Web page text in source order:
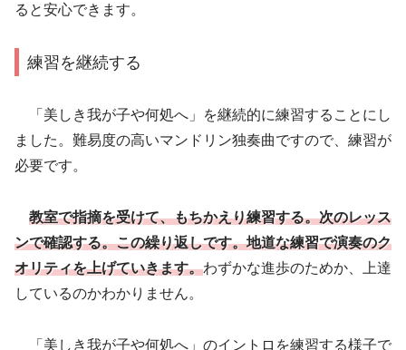
ると安心できます。
練習を継続する
「美しき我が子や何処へ」を継続的に練習することにし
ました。難易度の高いマンドリン独奏曲ですので、練習が
必要です。
教室で指摘を受けて、もちかえり練習する。次のレッス
ンで確認する。この繰り返しです。地道な練習で演奏のク
オリティを上げていきます。わずかな進歩のためか、上達
しているのかわかりません。
「美しき我が子や何処へ」のイントロを練習する様子で